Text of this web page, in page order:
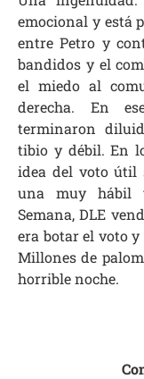
emocional y está
entre Petro y
bandidos y el
el miedo al
derecha. En
terminaron
tibio y débil. En
idea del voto útil
una muy hábil
Semana, DLE
era botar el voto
Millones de
horrible noche.